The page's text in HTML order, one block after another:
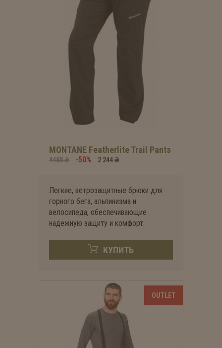
MONTANE Featherlite Trail Pants
4488 ₴ -50% 2 244 ₴
Легкие, ветрозащитные брюки для
горного бега, альпинизма и
велосипеда, обеспечивающие
надежную защиту и комфорт.
КУПИТЬ